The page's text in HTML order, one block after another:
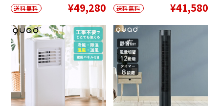
送料無料 ¥49,280 送料無料 ¥41,580
在庫切れ